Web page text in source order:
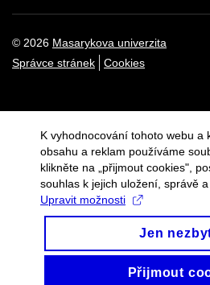
© 2026 Masarykova univerzita
Správce stránek
Cookies
K vyhodnocování tohoto webu a
obsahu a reklam používáme
klikněte na „přijmout cookies",
souhlas k jejich uložení, správě a
Upravit možnosti
Jen
Přijmout